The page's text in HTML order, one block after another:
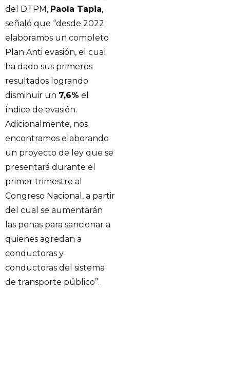
del DTPM, Paola Tapia,
señaló que “desde 2022
elaboramos un completo
Plan Anti evasión, el cual
ha dado sus primeros
resultados logrando
disminuir un 7,6% el
índice de evasión.
Adicionalmente, nos
encontramos elaborando
un proyecto de ley que se
presentará durante el
primer trimestre al
Congreso Nacional, a partir
del cual se aumentarán
las penas para sancionar a
quienes agredan a
conductoras y
conductoras del sistema
de transporte público”.